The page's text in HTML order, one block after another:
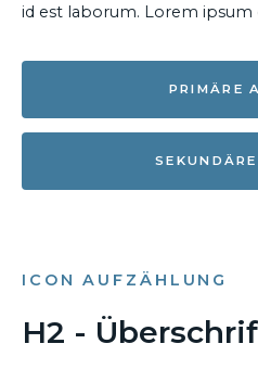
id est laborum. Lorem ipsum
PRIMÄRE
ICON AUFZÄHLUNG
H2 -